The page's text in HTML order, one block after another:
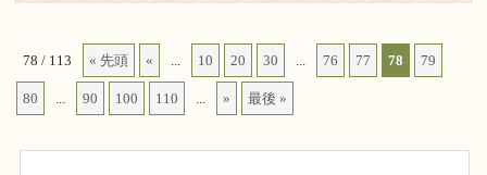
78 / 113 « 先頭 « ... 10 20 30 ... 76 77 78 79
80 ... 90 100 110 ... » 最後 »